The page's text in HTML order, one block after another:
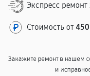
Экспресс ремонт
Стоимость от
Закажите ремонт в нашем
и